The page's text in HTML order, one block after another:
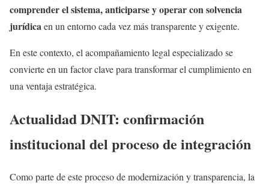
comprender el sistema, anticiparse y operar con solvencia
jurídicaen un entorno cada vez más transparente y exigente.
En este contexto, el acompañamiento legal especializado se
convierte en un factor clave para transformar el cumplimiento en
una ventaja estratégica.
Actualidad DNIT: confirmación
institucional del proceso de integración
Como parte de este proceso de modernización y transparencia, la